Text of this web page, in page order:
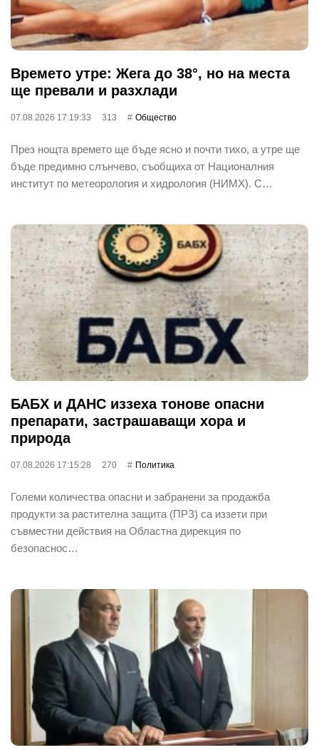
Времето утре: Жега до 38°, но на места
ще превали и разхлади
07.08.2026 17:19:33 313 Общество
През нощта времето ще бъде ясно и почти тихо, а утре ще
бъде предимно слънчево, съобщиха от Националния
институт по метеорология и хидрология (НИМХ). С…
БАБХ и ДАНС иззеха тонове опасни
препарати, застрашаващи хора и
природа
07.08.2026 17:15:28 270 Политика
Големи количества опасни и забранени за продажба
продукти за растителна защита (ПРЗ) са иззети при
съвместни действия на Областна дирекция по
безопаснос…